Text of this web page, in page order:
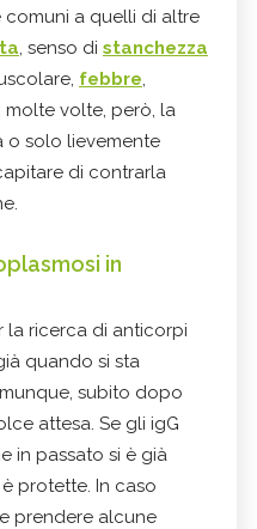
a quelli di altre
, senso di stanchezza
febbre,
volte, però, la
o solo lievemente
di contrarla
in
la ricerca di anticorpi
quando si sta
subito dopo
attesa. Se gli igG
in passato si è già
protette. In caso
prendere alcune